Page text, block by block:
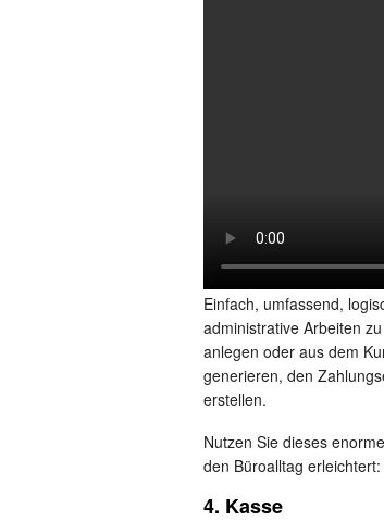
Einfach, umfassend,
administrative Arbeiten
anlegen oder aus dem
generieren, den
erstellen.
Nutzen Sie dieses
den Büroalltag
4. Kasse